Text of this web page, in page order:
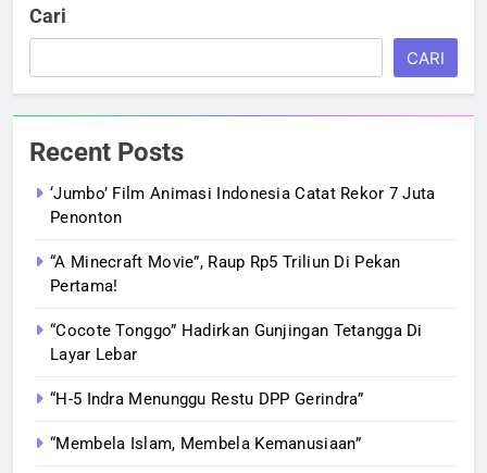
Cari
CARI
Recent Posts
‘Jumbo’ Film Animasi Indonesia Catat Rekor 7 Juta
Penonton
“A Minecraft Movie”, Raup Rp5 Triliun Di Pekan
Pertama!
“Cocote Tonggo” Hadirkan Gunjingan Tetangga Di
Layar Lebar
“H-5 Indra Menunggu Restu DPP Gerindra”
“Membela Islam, Membela Kemanusiaan”